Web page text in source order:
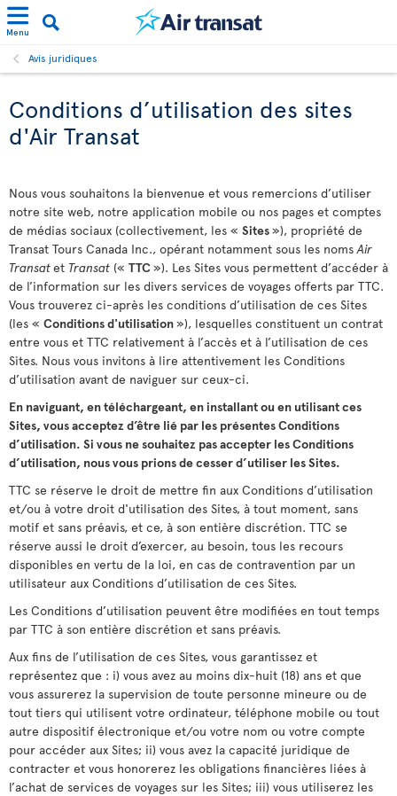
Menu
Avis juridiques
Conditions d’utilisation des sites
d'Air Transat
Nous vous souhaitons la bienvenue et vous remercions d’utiliser
notre site web, notre application mobile ou nos pages et comptes
de médias sociaux (collectivement, les « Sites»), propriété de
Transat Tours Canada Inc., opérant notamment sous les nomsAir
Transatet Transat (« TTC»). Les Sites vous permettent d’accéder à
de l’information sur les divers services de voyages offerts par TTC.
Vous trouverez ci-après les conditions d’utilisation de ces Sites
(les « Conditions d'utilisation»), lesquelles constituent un contrat
entre vous et TTC relativement à l’accès et à l’utilisation de ces
Sites. Nous vous invitons à lire attentivement les Conditions
d’utilisation avant de naviguer sur ceux-ci.
En naviguant, en téléchargeant, en installant ou en utilisant ces
Sites, vous acceptez d’être lié par les présentes Conditions
d’utilisation. Si vous ne souhaitez pas accepter les Conditions
d’utilisation, nous vous prions de cesser d’utiliser les Sites.
TTC se réserve le droit de mettre fin aux Conditions d’utilisation
et/ou à votre droit d'utilisation des Sites, à tout moment, sans
motif et sans préavis, et ce, à son entière discrétion. TTC se
réserve aussi le droit d’exercer, au besoin, tous les recours
disponibles en vertu de la loi, en cas de contravention par un
utilisateur aux Conditions d’utilisation de ces Sites.
Les Conditions d’utilisation peuvent être modifiées en tout temps
par TTC à son entière discrétion et sans préavis.
Aux fins de l’utilisation de ces Sites, vous garantissez et
représentez que : i) vous avez au moins dix-huit (18) ans et que
vous assurerez la supervision de toute personne mineure ou de
tout tiers qui utilisent votre ordinateur, téléphone mobile ou tout
autre dispositif électronique et/ou votre nom ou votre compte
pour accéder aux Sites; ii) vous avez la capacité juridique de
contracter et vous honorerez les obligations financières liées à
l’achat de services de voyages sur les Sites; iii) vous utiliserez les